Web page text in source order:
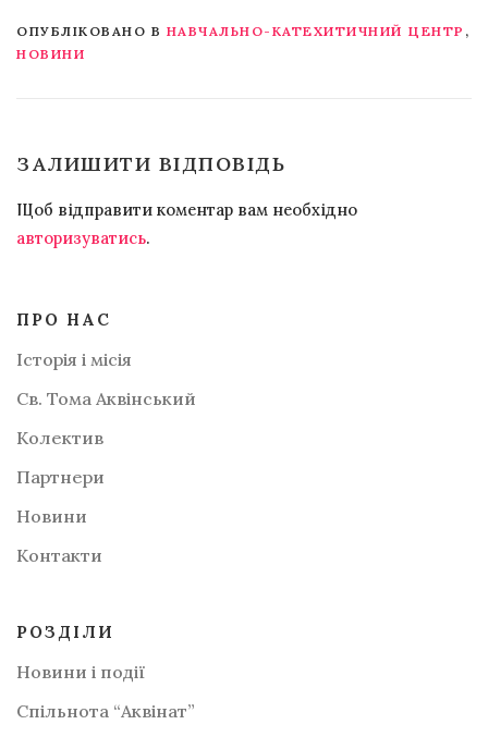
ОПУБЛІКОВАНО В НАВЧАЛЬНО-КАТЕХИТИЧНИЙ ЦЕНТР ,
НОВИНИ
ЗАЛИШИТИ ВІДПОВІДЬ
Щоб відправити коментар вам необхідно
авторизуватись.
ПРО НАС
Історія і місія
Св. Тома Аквінський
Колектив
Партнери
Новини
Контакти
РОЗДІЛИ
Новини і події
Спільнота “Аквінат”